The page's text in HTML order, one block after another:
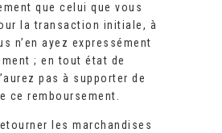
que celui que vous
la transaction initiale, à
n’en ayez expressément
; en tout état de
pas à supporter de
ce remboursement.
les marchandises